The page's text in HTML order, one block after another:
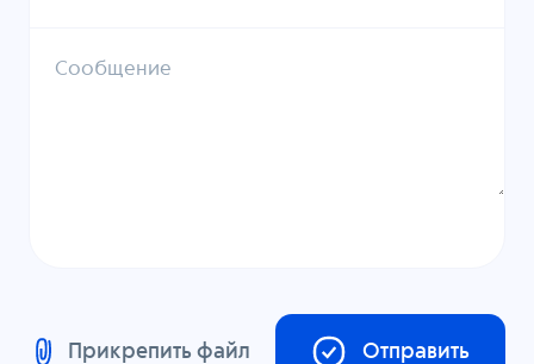
Сообщение
Прикрепить файл Отправить